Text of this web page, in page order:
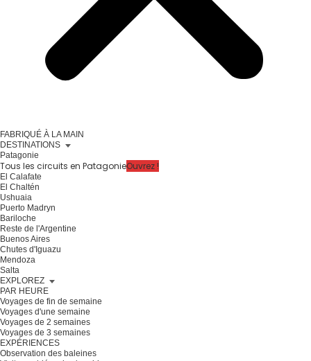
FABRIQUÉ À LA MAIN
DESTINATIONS
Patagonie
Tous les circuits en PatagonieOuvrez !
El Calafate
El Chaltén
Ushuaia
Puerto Madryn
Bariloche
Reste de l'Argentine
Buenos Aires
Chutes d'Iguazu
Mendoza
Salta
EXPLOREZ
PAR HEURE
Voyages de fin de semaine
Voyages d'une semaine
Voyages de 2 semaines
Voyages de 3 semaines
EXPÉRIENCES
Observation des baleines